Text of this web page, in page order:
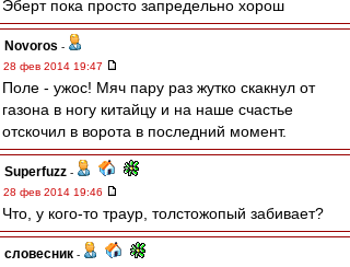
Эберт пока просто запредельно хорош
Novoros -
28 фев 2014 19:47
Поле - ужос! Мяч пару раз жутко скакнул от
газона в ногу китайцу и на наше счастье
отскочил в ворота в последний момент.
Superfuzz -
28 фев 2014 19:46
Что, у кого-то траур, толстожопый забивает?
словесник -